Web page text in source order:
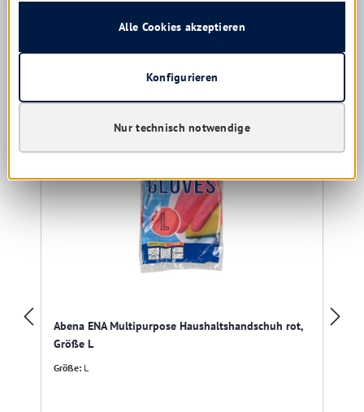
Abena ENA Multipurpose Haushaltshandschuh rot,
Größe L
Größe: L
Nur technisch notwendige
Konfigurieren
Alle Cookies akzeptieren